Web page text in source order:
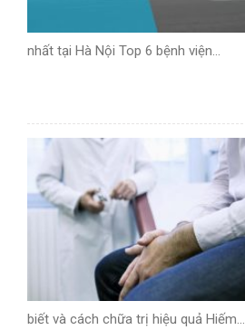
nhất tại Hà Nội Top 6 bệnh viện...
biết và cách chữa trị hiệu quả Hiếm...